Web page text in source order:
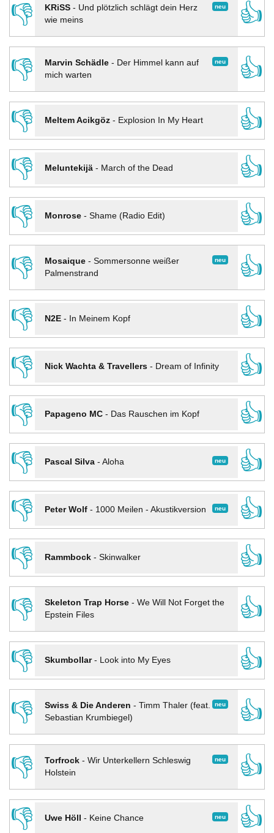
👎
neu
KRiSS- Und plötzlich schlägt dein Herz
wie meins
👍
👎 neu
Marvin Schädle- Der Himmel kann auf
mich warten
👍
👎
Meltem Acikgöz- Explosion In My Heart
👍
👎
Meluntekijä- March of the Dead
👍
👎
Monrose- Shame (Radio Edit)
👍
👎
neu
Mosaique- Sommersonne weißer
Palmenstrand
👍
👎
N2E- In Meinem Kopf
👍
👎
Nick Wachta & Travellers- Dream of Infinity
👍
👎
Papageno MC- Das Rauschen im Kopf
👍
👎
neu
Pascal Silva- Aloha
👍
👎
neu
Peter Wolf- 1000 Meilen - Akustikversion
👍
👎
Rammbock- Skinwalker
👍
👎
Skeleton Trap Horse- We Will Not Forget the
Epstein Files
👍
👎
Skumbollar- Look into My Eyes
👍
👎
neu
Swiss & Die Anderen - Timm Thaler (feat.
Sebastian Krumbiegel)
👍
👎 neu
Torfrock- Wir Unterkellern Schleswig
Holstein
👍
👎
neu
Uwe Höll - Keine Chance
👍